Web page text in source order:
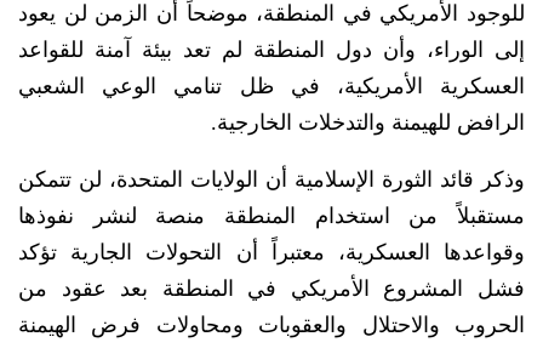
للوجود الأمريكي في المنطقة، موضحاً أن الزمن لن يعود
إلى الوراء، وأن دول المنطقة لم تعد بيئة آمنة للقواعد
العسكرية الأمريكية، في ظل تنامي الوعي الشعبي
الرافض للهيمنة والتدخلات الخارجية.
وذكر قائد الثورة الإسلامية أن الولايات المتحدة، لن تتمكن
مستقبلاً من استخدام المنطقة منصة لنشر نفوذها
وقواعدها العسكرية، معتبراً أن التحولات الجارية تؤكد
فشل المشروع الأمريكي في المنطقة بعد عقود من
الحروب والاحتلال والعقوبات ومحاولات فرض الهيمنة